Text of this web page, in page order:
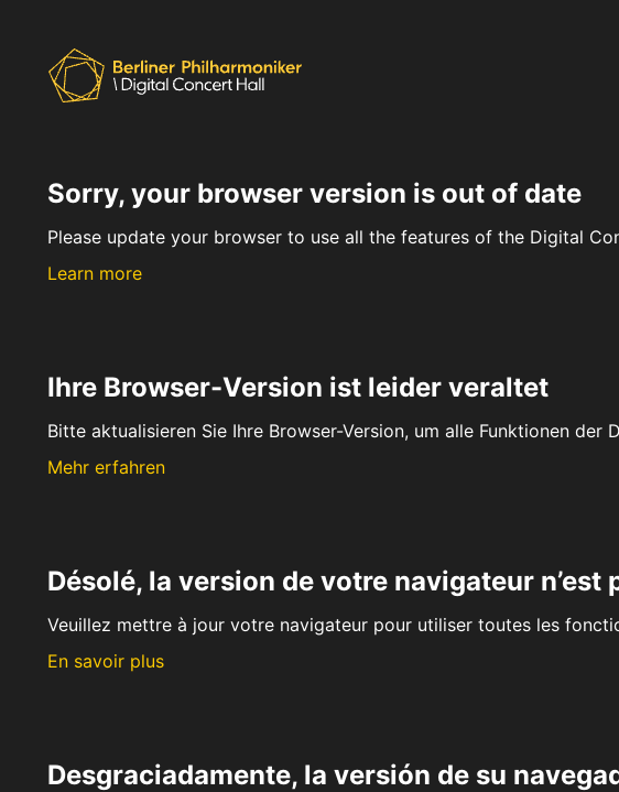
Sorry, your browser version is out of date
Please update your browser to use all the features of the Digital
Learn more
Ihre Browser-Version ist leider veraltet
Bitte aktualisieren Sie Ihre Browser-Version, um alle Funktionen der
Mehr erfahren
Désolé, la version de votre navigateur n’est
Veuillez mettre à jour votre navigateur pour utiliser toutes les
En savoir plus
Desgraciadamente, la versión de su